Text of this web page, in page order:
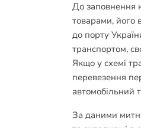
До заповнення
товарами, його
до порту
транспортом,
Якщо у схемі
перевезення
автомобільний
За даними